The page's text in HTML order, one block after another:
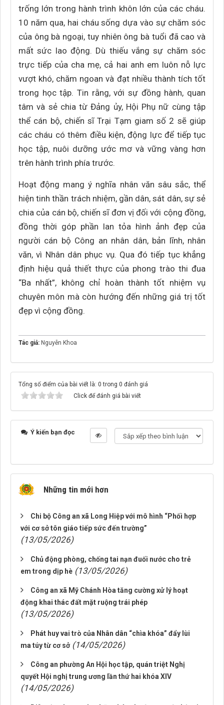
trống lớn trong hành trình khôn lớn của các cháu.
10 năm qua, hai cháu sống dựa vào sự chăm sóc
của ông bà ngoại, tuy nhiên ông bà tuổi đã cao và
mất sức lao động. Dù thiếu vắng sự chăm sóc
trực tiếp của cha mẹ, cả hai anh em luôn nỗ lực
vượt khó, chăm ngoan và đạt nhiều thành tích tốt
trong học tập. Tin rằng, với sự đồng hành, quan
tâm và sẻ chia từ Đảng ủy, Hội Phụ nữ cùng tập
thể cán bộ, chiến sĩ Trại Tạm giam số 2 sẽ giúp
các cháu có thêm điều kiện, động lực để tiếp tục
học tập, nuôi dưỡng ước mơ và vững vàng hơn
trên hành trình phía trước.
Hoạt động mang ý nghĩa nhân văn sâu sắc, thể
hiện tinh thần trách nhiệm, gần dân, sát dân, sự sẻ
chia của cán bộ, chiến sĩ đơn vị đối với cộng đồng,
đồng thời góp phần lan tỏa hình ảnh đẹp của
người cán bộ Công an nhân dân, bản lĩnh, nhân
văn, vì Nhân dân phục vụ. Qua đó tiếp tục khẳng
định hiệu quả thiết thực của phong trào thi đua
“Ba nhất”, không chỉ hoàn thành tốt nhiệm vụ
chuyên môn mà còn hướng đến những giá trị tốt
đẹp vì cộng đồng.
Tác giả: Nguyễn Khoa
Tổng số điểm của bài viết là: 0 trong 0 đánh giá
Click để đánh giá bài viết
Ý kiến bạn đọc
Những tin mới hơn
Chi bộ Công an xã Long Hiệp với mô hình “Phối hợp
với cơ sở tôn giáo tiếp sức đến trường”
(13/05/2026)
Chủ động phòng, chống tai nạn đuối nước cho trẻ
em trong dịp hè (13/05/2026)
Công an xã Mỹ Chánh Hòa tăng cường xử lý hoạt
động khai thác đất mặt ruộng trái phép
(13/05/2026)
Phát huy vai trò của Nhân dân “chìa khóa” đẩy lùi
ma túy từ cơ sở (14/05/2026)
Công an phường An Hội học tập, quán triệt Nghị
quyết Hội nghị trung ương lần thứ hai khóa XIV
(14/05/2026)